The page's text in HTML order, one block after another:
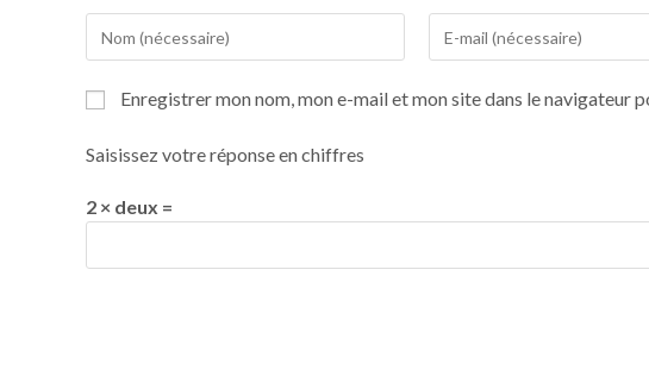
Enregistrer mon nom, mon e-mail et mon site dans le navigateur
Saisissez votre réponse en chiffres
2 × deux =